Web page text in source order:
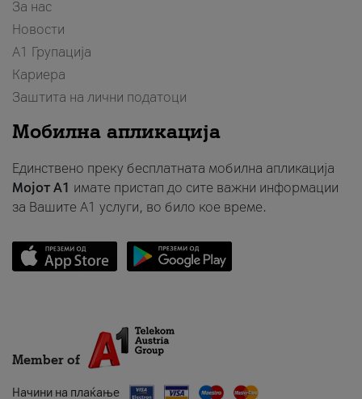
За нас
Новости
А1 Групација
Кариера
Заштита на лични податоци
Мобилна апликација
Единствено преку бесплатната мобилна апликација
Мојот A1 имате пристап до сите важни информации
за Вашите A1 услуги, во било кое време.
Member of
Начини на плаќање